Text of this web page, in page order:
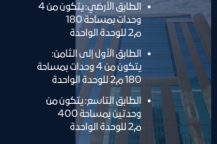
الطابق الأرضي: يتكون من 4
وحدات بمساحة 180
م2 للوحدة الواحدة
الطابق الأول إلى الثامن:
يتكون من 4 وحدات بمساحة
180 م2 للوحدة الواحدة
الطابق التاسع: يتكون من
وحدتين بمساحة 400
م2 للوحدة الواحدة